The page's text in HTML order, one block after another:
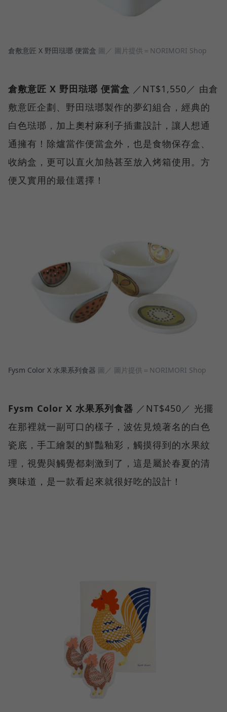
倉敷意匠 X 野田琺瑯 便當盒 圖／ 圖片提供＝NORIMORI Shop
倉敷意匠 X 野田琺瑯 便當盒 ／NT$1,550／ 由倉
敷意匠企劃、野田琺瑯製作的夢幻組合，經典的
白色琺瑯，加上奧村麻利子插畫設計，讓人想通
通擁有！除爐當作便當盒外，也是食物保存盒、
收納盒，更可以直火加熱甚至放入烤箱使用。方
便又實用的最佳選擇！
Fysm Color X 水果系列食器 圖／ 圖片提供＝NORIMORI Shop
Fysm Color X 水果系列食器 ／NT$450／ 光擺
在那裡就一副可口的樣子，波佐見燒著名的白色
瓷底，手工繪製的鮮豔釉彩，觸摸得到的水果紋
理，視覺與觸覺都刺激到了，這是屬於春夏的清
爽味道，是一款看起來就很好吃的設計！